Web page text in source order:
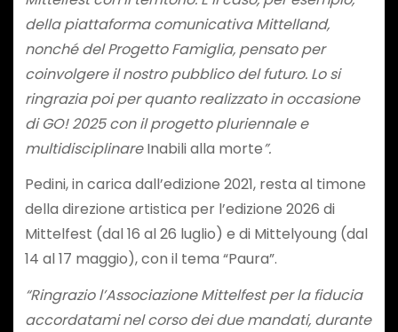
della piattaforma comunicativa Mittelland,
nonché del Progetto Famiglia, pensato per
coinvolgere il nostro pubblico del futuro. Lo si
ringrazia poi per quanto realizzato in occasione
di GO! 2025 con il progetto pluriennale e
multidisciplinareInabili alla morte”.
Pedini, in carica dall’edizione 2021, resta al timone
della direzione artistica per l’edizione 2026 di
Mittelfest (dal 16 al 26 luglio) e di Mittelyoung (dal
14 al 17 maggio), con il tema “Paura”.
“Ringrazio l’Associazione Mittelfest per la fiducia
accordatami nel corso dei due mandati, durante